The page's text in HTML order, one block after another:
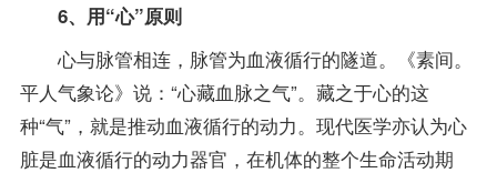
6、用“心”原则
心与脉管相连，脉管为血液循行的隧道。《素间。
平人气象论》说：“心藏血脉之气”。藏之于心的这
种“气”，就是推动血液循行的动力。现代医学亦认为心
脏是血液循行的动力器官，在机体的整个生命活动期